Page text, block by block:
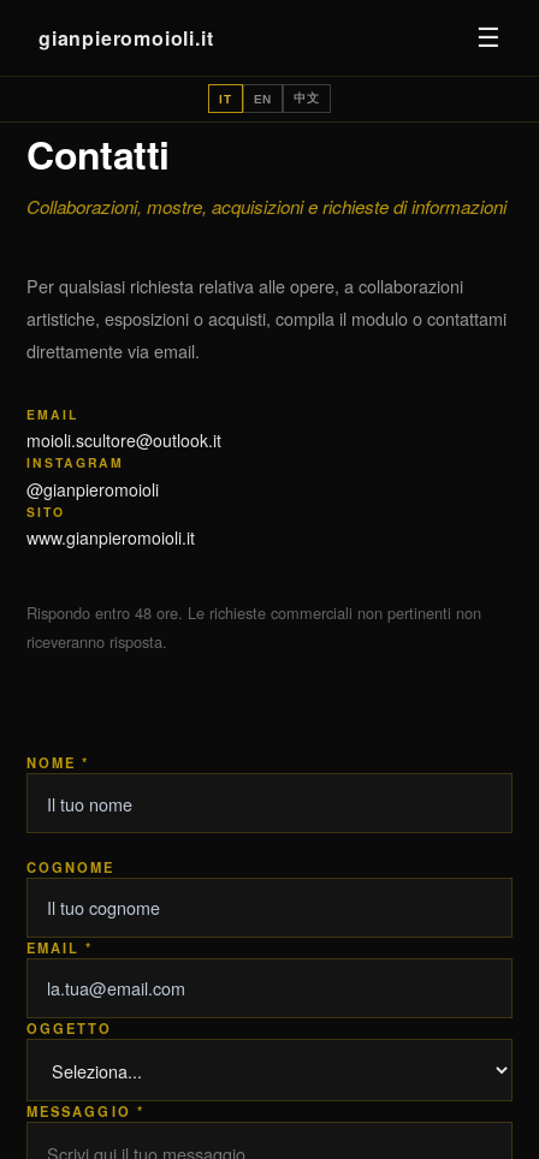
gianpieromoioli.it ☰
IT EN 中文
Contatti
Collaborazioni, mostre, acquisizioni e richieste di informazioni
Per qualsiasi richiesta relativa alle opere, a collaborazioni
artistiche, esposizioni o acquisti, compila il modulo o contattami
direttamente via email.
EMAIL
moioli.scultore@outlook.it
INSTAGRAM
@gianpieromoioli
SITO
www.gianpieromoioli.it
Rispondo entro 48 ore. Le richieste commerciali non pertinenti non
riceveranno risposta.
NOME *
COGNOME
EMAIL *
OGGETTO
MESSAGGIO *